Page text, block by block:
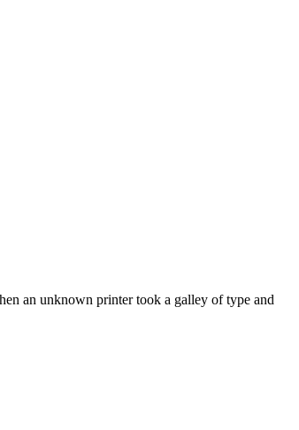
an unknown printer took a galley of type and